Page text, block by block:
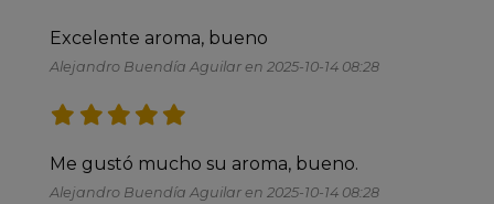
Excelente aroma, bueno
Alejandro Buendía Aguilar en 2025-10-14 08:28
Me gustó mucho su aroma, bueno.
Alejandro Buendía Aguilar en 2025-10-14 08:28